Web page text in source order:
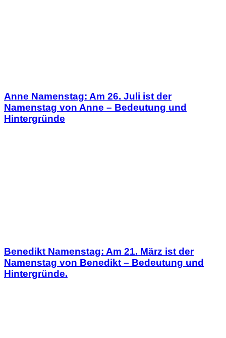
Anne Namenstag: Am 26. Juli ist der
Namenstag von Anne – Bedeutung und
Hintergründe
Benedikt Namenstag: Am 21. März ist der
Namenstag von Benedikt – Bedeutung und
Hintergründe.